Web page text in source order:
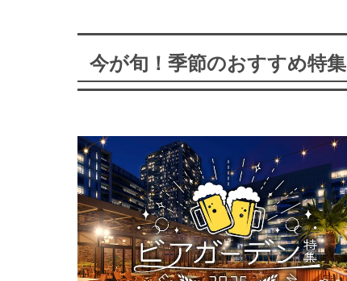
今が旬！季節のおすすめ特集